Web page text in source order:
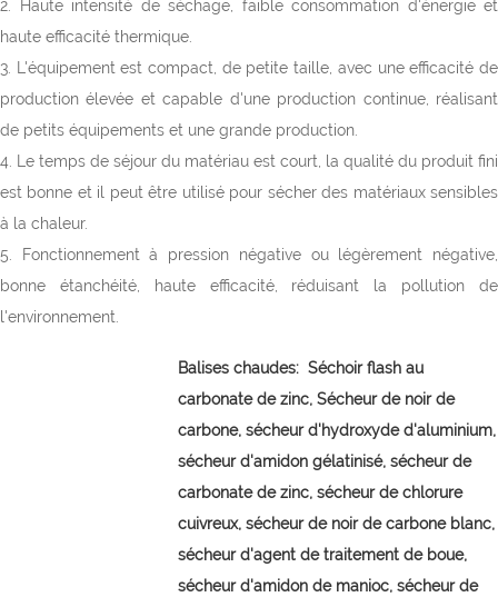
2. Haute intensité de séchage, faible consommation d'énergie et
haute efficacité thermique.
3. L'équipement est compact, de petite taille, avec une efficacité de
production élevée et capable d'une production continue, réalisant
de petits équipements et une grande production.
4. Le temps de séjour du matériau est court, la qualité du produit fini
est bonne et il peut être utilisé pour sécher des matériaux sensibles
à la chaleur.
5. Fonctionnement à pression négative ou légèrement négative,
bonne étanchéité, haute efficacité, réduisant la pollution de
l'environnement.
Balises chaudes: Séchoir flash au
carbonate de zinc, Sécheur de noir de
carbone, sécheur d'hydroxyde d'aluminium,
sécheur d'amidon gélatinisé, sécheur de
carbonate de zinc, sécheur de chlorure
cuivreux, sécheur de noir de carbone blanc,
sécheur d'agent de traitement de boue,
sécheur d'amidon de manioc, sécheur de